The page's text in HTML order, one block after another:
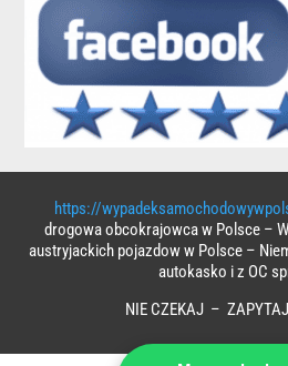
https://
drogowa obcokrajowca w Polsce –
austryjackich pojazdow w Polsce –
autokasko i z OC
NIE CZEKAJ –